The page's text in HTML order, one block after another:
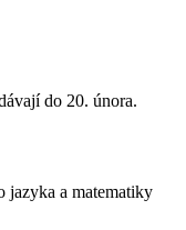
do 20. února.
jazyka a matematiky